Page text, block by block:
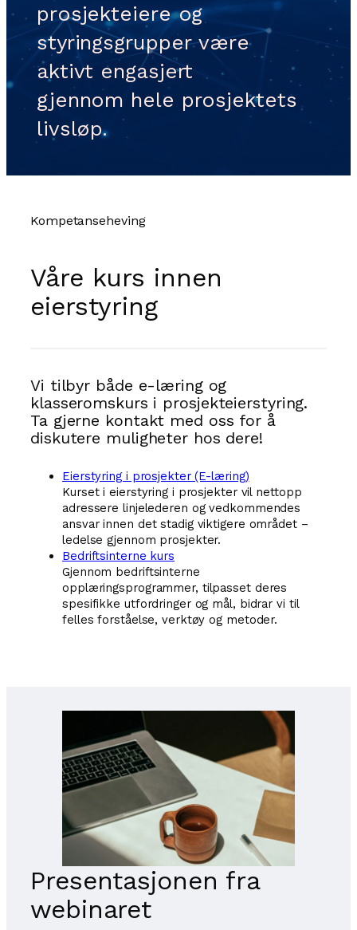
prosjekteiere og
styringsgrupper være
aktivt engasjert
gjennom hele prosjektets
livsløp.
Kompetanseheving
Våre kurs innen
eierstyring
Vi tilbyr både e-læring og
klasseromskurs i prosjekteierstyring.
Ta gjerne kontakt med oss for å
diskutere muligheter hos dere!
Eierstyring i prosjekter (E-læring)
Kurset i eierstyring i prosjekter vil nettopp
adressere linjelederen og vedkommendes
ansvar innen det stadig viktigere området –
ledelse gjennom prosjekter.
Bedriftsinterne kurs
Gjennom bedriftsinterne
opplæringsprogrammer, tilpasset deres
spesifikke utfordringer og mål, bidrar vi til
felles forståelse, verktøy og metoder.
Presentasjonen fra
webinaret